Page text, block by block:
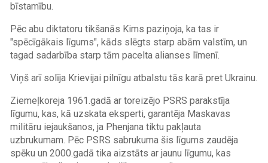
bīstamību.
Pēc abu diktatoru tikšanās Kims paziņoja, ka tas ir
"spēcīgākais līgums", kāds slēgts starp abām valstīm, un
tagad sadarbība starp tām pacelta alianses līmenī.
Viņš arī solīja Krievijai pilnīgu atbalstu tās karā pret Ukrainu.
Ziemeļkoreja 1961.gadā ar toreizējo PSRS parakstīja
līgumu, kas, kā uzskata eksperti, garantēja Maskavas
militāru iejaukšanos, ja Phenjana tiktu pakļauta
uzbrukumam. Pēc PSRS sabrukuma šis līgums zaudēja
spēku un 2000.gadā tika aizstāts ar jaunu līgumu, kas